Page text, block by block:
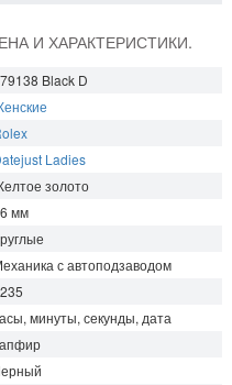
И ХАРАКТЕРИСТИКИ.
Black D
Ladies
золото
мм
с автоподзаводом
минуты, секунды, дата